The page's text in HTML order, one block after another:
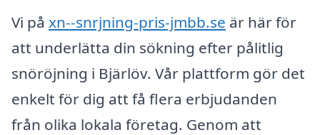
Vi på xn--snrjning-pris-jmbb.se är här för
att underlätta din sökning efter pålitlig
snöröjning i Bjärlöv. Vår plattform gör det
enkelt för dig att få flera erbjudanden
från olika lokala företag. Genom att